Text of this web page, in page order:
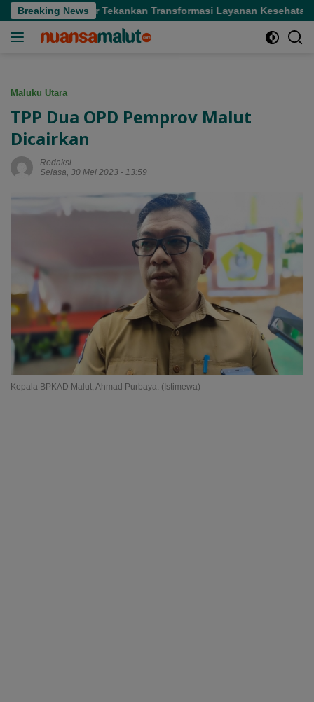
Langsung
ke
Breaking News
Gubernur Tekankan Transformasi Layanan Kesehatan
Maluku Utara
TPP Dua OPD Pemprov Malut
Dicairkan
Redaksi
Selasa, 30 Mei 2023 - 13:59
Kepala BPKAD Malut, Ahmad Purbaya. (Istimewa)